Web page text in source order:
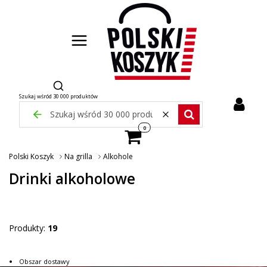
Otwórz wyszukiwarkę
Szukaj wśród 30 000 produktów
Zamknij wyszukiwarkę WyczyśćSzukaj wśród 30 000
Produkty w koszyku: 0. Zobacz
Polski Koszyk Na grilla Alkohole
Drinki alkoholowe
Produkty: 19
Obszar dostawy